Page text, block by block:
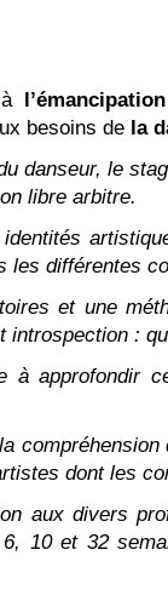
besoins de la
danseur, le
libre arbitre.
les différentes
et une
introspection :
à approfondir
dont les
aux divers
10 et 32